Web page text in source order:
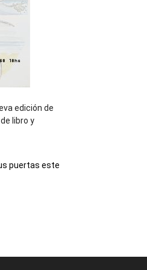
edición de
libro y
puertas este